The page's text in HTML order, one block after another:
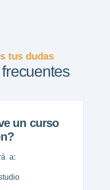
tus dudas
un curso
a: